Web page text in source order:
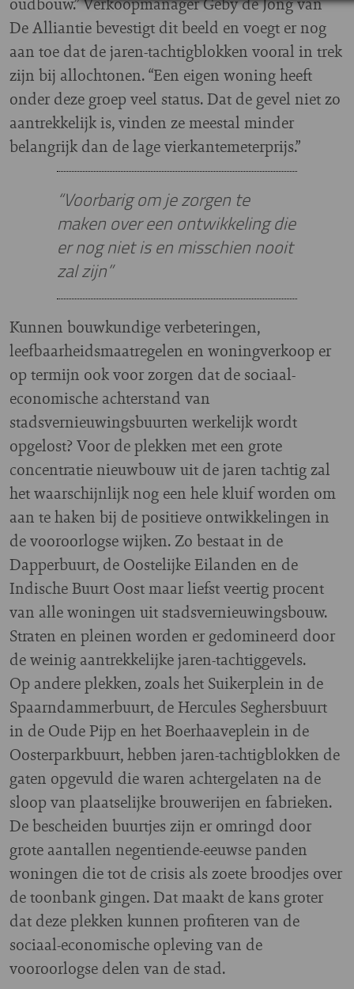
De Alliantie bevestigt dit beeld en voegt er nog
aan toe dat de jaren-tachtigblokken vooral in trek
zijn bij allochtonen. “Een eigen woning heeft
onder deze groep veel status. Dat de gevel niet zo
aantrekkelijk is, vinden ze meestal minder
belangrijk dan de lage vierkantemeterprijs.”
“Voorbarig om je zorgen te
maken over een ontwikkeling die
er nog niet is en misschien nooit
zal zijn”
Kunnen bouwkundige verbeteringen,
leefbaarheidsmaatregelen en woningverkoop er
op termijn ook voor zorgen dat de sociaal-
economische achterstand van
stadsvernieuwingsbuurten werkelijk wordt
opgelost? Voor de plekken met een grote
concentratie nieuwbouw uit de jaren tachtig zal
het waarschijnlijk nog een hele kluif worden om
aan te haken bij de positieve ontwikkelingen in
de vooroorlogse wijken. Zo bestaat in de
Dapperbuurt, de Oostelijke Eilanden en de
Indische Buurt Oost maar liefst veertig procent
van alle woningen uit stadsvernieuwingsbouw.
Straten en pleinen worden er gedomineerd door
de weinig aantrekkelijke jaren-tachtiggevels.
Op andere plekken, zoals het Suikerplein in de
Spaarndammerbuurt, de Hercules Seghersbuurt
in de Oude Pijp en het Boerhaaveplein in de
Oosterparkbuurt, hebben jaren-tachtigblokken de
gaten opgevuld die waren achtergelaten na de
sloop van plaatselijke brouwerijen en fabrieken.
De bescheiden buurtjes zijn er omringd door
grote aantallen negentiende-eeuwse panden
woningen die tot de crisis als zoete broodjes over
de toonbank gingen. Dat maakt de kans groter
dat deze plekken kunnen profiteren van de
sociaal-economische opleving van de
vooroorlogse delen van de stad.